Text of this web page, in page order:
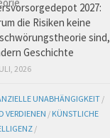
2027:
die Risiken keine
sind,
Geschichte
2026
UNABHÄNGIGKEIT /
VERDIENEN / KÜNSTLICHE
/